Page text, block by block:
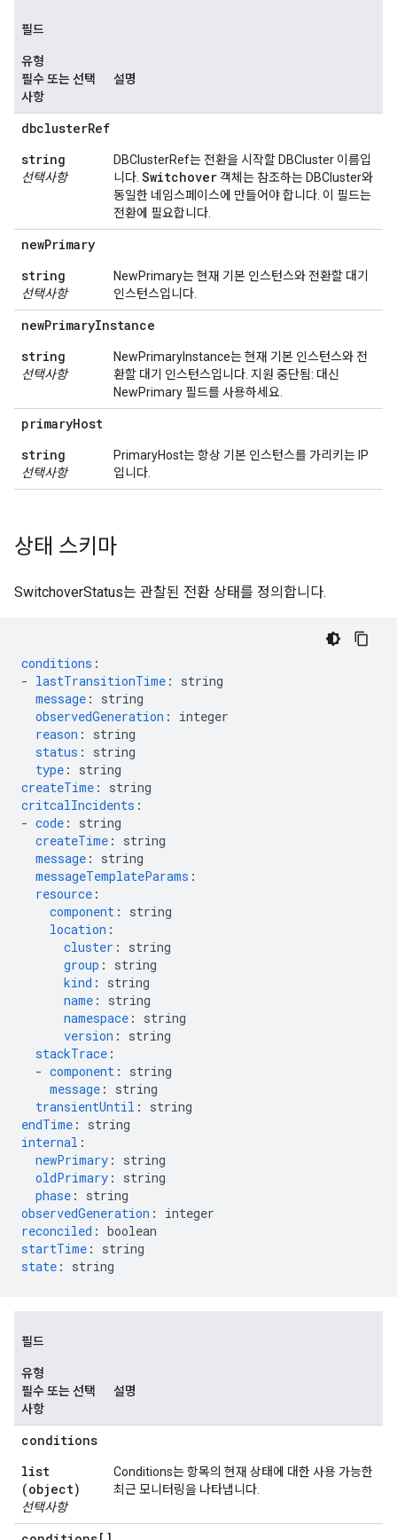
필드
유형
필수 또는 선택
사항
설명
dbclusterRef
string
선택사항
DBClusterRef는 전환을 시작할 DBCluster 이름입
니다. Switchover 객체는 참조하는 DBCluster와
동일한 네임스페이스에 만들어야 합니다. 이 필드는
전환에 필요합니다.
newPrimary
string
선택사항
NewPrimary는 현재 기본 인스턴스와 전환할 대기
인스턴스입니다.
newPrimaryInstance
string
선택사항
NewPrimaryInstance는 현재 기본 인스턴스와 전
환할 대기 인스턴스입니다. 지원 중단됨: 대신
NewPrimary 필드를 사용하세요.
primaryHost
string
선택사항
PrimaryHost는 항상 기본 인스턴스를 가리키는 IP
입니다.
상태 스키마
SwitchoverStatus는 관찰된 전환 상태를 정의합니다.
conditions :
- lastTransitionTime :
string
message :
string
observedGeneration :
integer
reason :
string
status :
string
type :
string
createTime :
string
critcalIncidents :
- code :
string
createTime :
string
message :
string
messageTemplateParams :
resource :
component :
string
location :
cluster :
string
group :
string
kind :
string
name :
string
namespace :
string
version :
string
stackTrace :
- component :
string
message :
string
transientUntil :
string
endTime :
string
internal :
newPrimary :
string
oldPrimary :
string
phase :
string
observedGeneration :
integer
reconciled : boolean
startTime :
string
state : string
필드
유형
필수 또는 선택
사항
설명
conditions
list
(object)
선택사항
Conditions는 항목의 현재 상태에 대한 사용 가능한
최근 모니터링을 나타냅니다.